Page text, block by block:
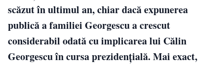
scăzut în ultimul an, chiar dacă expunerea
publică a familiei Georgescu a crescut
considerabil odată cu implicarea lui Călin
Georgescu în cursa prezidențială. Mai exact,